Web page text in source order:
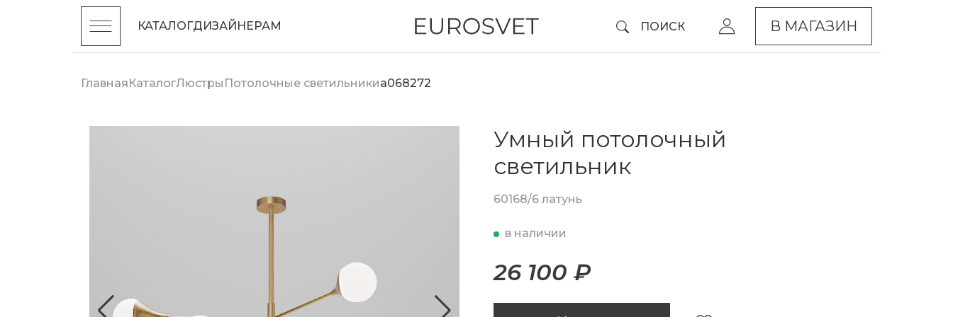
КАТАЛОГДИЗАЙНЕРАМ ПОИСК В МАГАЗИН
ГлавнаяКаталогЛюстры Потолочные светильникиa068272
Умный потолочный
светильник
60168/6 латунь
в наличии
26 100 ₽